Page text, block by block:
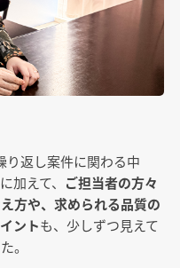
り返し案件に関わる中
加えて、 ご担当者の方々
方や、求められる品質の
ントも、少しずつ見えて
。